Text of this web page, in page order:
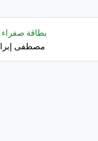
بطاقة صفراء
مصطفى